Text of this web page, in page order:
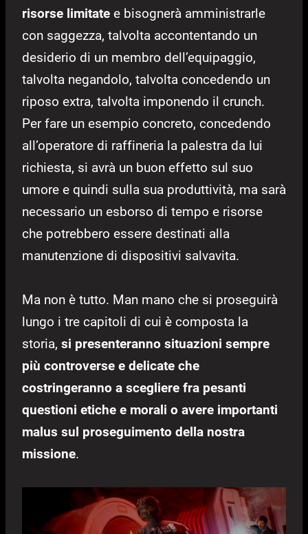
risorse limitate e bisognerà amministrarle
con saggezza, talvolta accontentando un
desiderio di un membro dell’equipaggio,
talvolta negandolo, talvolta concedendo un
riposo extra, talvolta imponendo il crunch.
Per fare un esempio concreto, concedendo
all’operatore di raffineria la palestra da lui
richiesta, si avrà un buon effetto sul suo
umore e quindi sulla sua produttività, ma sarà
necessario un esborso di tempo e risorse
che potrebbero essere destinati alla
manutenzione di dispositivi salvavita.
Ma non è tutto. Man mano che si proseguirà
lungo i tre capitoli di cui è composta la
storia, si presenteranno situazioni sempre
più controverse e delicate che
costringeranno a scegliere fra pesanti
questioni etiche e morali o avere importanti
malus sul proseguimento della nostra
missione.